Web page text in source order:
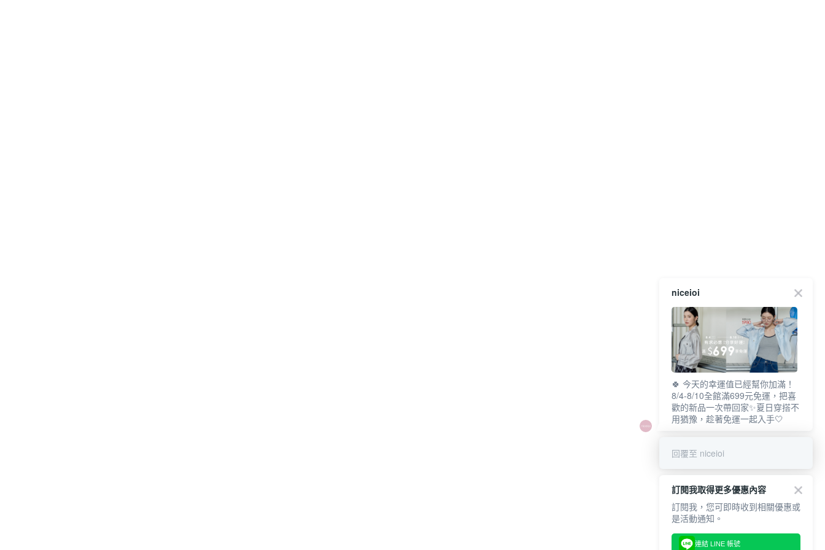
niceioi
🍀 今天的幸運值已經幫你加滿！
8/4-8/10全館滿699元免運，把喜
歡的新品一次帶回家✨夏日穿搭不
用猶豫，趁著免運一起入手🤍
回覆至 niceioi
訂閱我取得更多優惠內容
訂閱我，您可即時收到相關優惠或
是活動通知。
連結 LINE 帳號